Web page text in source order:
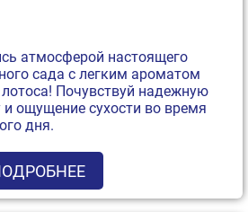
атмосферой настоящего
сада с легким ароматом
лотоса! Почувствуй надежную
и ощущение сухости во время
дня.